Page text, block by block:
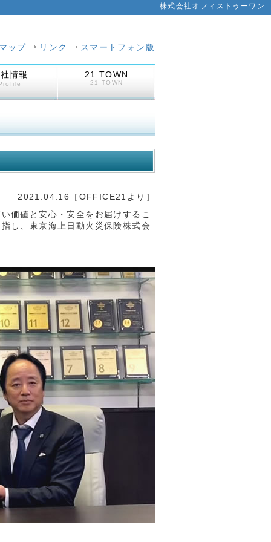
株式会社オフィストゥーワン
ップ リンク スマートフォン版
情報 21 TOWN
21 TOWN
2021.04.16［OFFICE21より］
価値と安心・安全をお届けするこ
し、東京海上日動火災保険株式会